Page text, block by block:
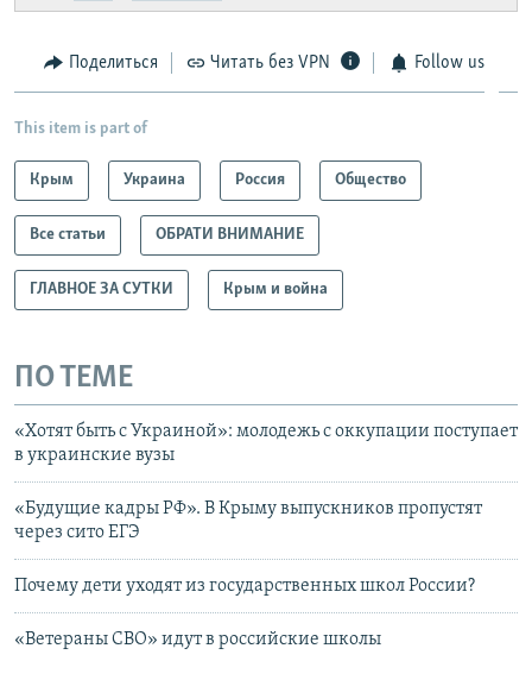
установить VPN
Поделиться Читать без VPN Follow us
This item is part of
Крым Украина Россия Общество
Все статьи ОБРАТИ ВНИМАНИЕ
ГЛАВНОЕ ЗА СУТКИ Крым и война
ПО ТЕМЕ
«Хотят быть с Украиной»: молодежь с оккупации поступает
в украинские вузы
«Будущие кадры РФ». В Крыму выпускников пропустят
через сито ЕГЭ
Почему дети уходят из государственных школ России?
«Ветераны СВО» идут в российские школы